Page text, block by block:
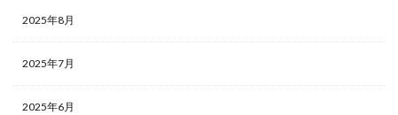
2025年8月
2025年7月
2025年6月